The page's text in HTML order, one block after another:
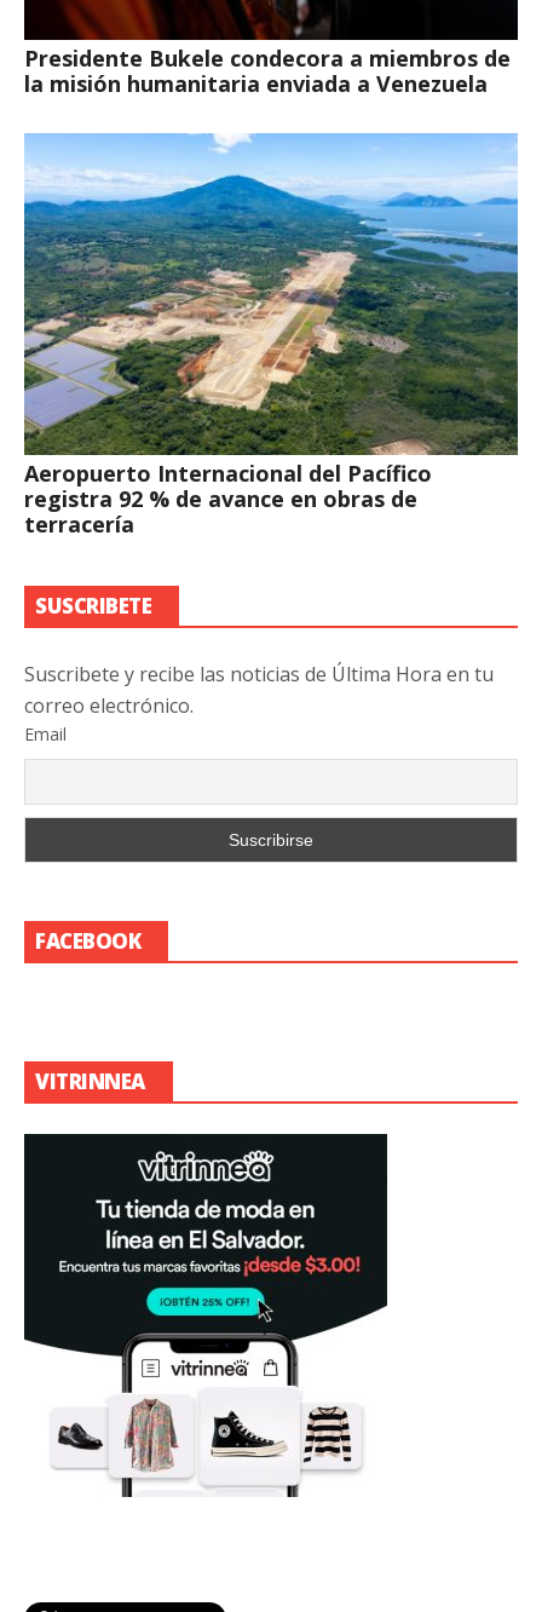
Presidente Bukele condecora a miembros de
la misión humanitaria enviada a Venezuela
Aeropuerto Internacional del Pacífico
registra 92 % de avance en obras de
terracería
SUSCRIBETE
Suscribete y recibe las noticias de Última Hora en tu
correo electrónico.
Email
FACEBOOK
VITRINNEA